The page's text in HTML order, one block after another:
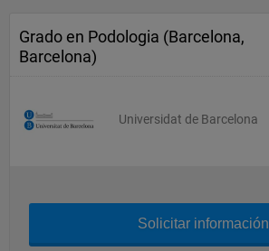
Grado en Podologia (Barcelona,
Barcelona)
Universidat de Barcelona
Solicitar información